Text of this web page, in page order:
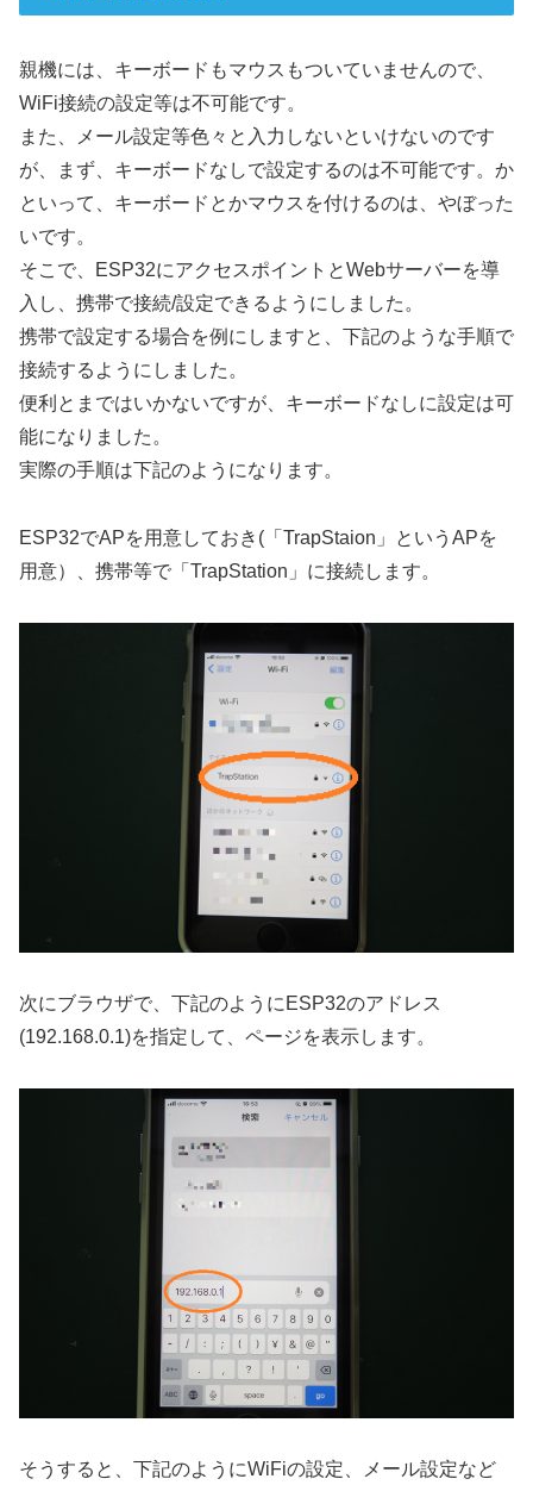
親機には、キーボードもマウスもついていませんので、
WiFi接続の設定等は不可能です。
また、メール設定等色々と入力しないといけないのです
が、まず、キーボードなしで設定するのは不可能です。か
といって、キーボードとかマウスを付けるのは、やぼった
いです。
そこで、ESP32にアクセスポイントとWebサーバーを導
入し、携帯で接続/設定できるようにしました。
携帯で設定する場合を例にしますと、下記のような手順で
接続するようにしました。
便利とまではいかないですが、キーボードなしに設定は可
能になりました。
実際の手順は下記のようになります。
ESP32でAPを用意しておき(「TrapStaion」というAPを
用意）、携帯等で「TrapStation」に接続します。
次にブラウザで、下記のようにESP32のアドレス
(192.168.0.1)を指定して、ページを表示します。
そうすると、下記のようにWiFiの設定、メール設定など